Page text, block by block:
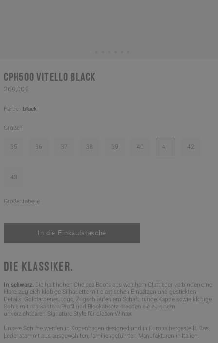
CPH500 vitello black
269,00€
Farbe - black
Größen
35 36 37 38 39 40 41 42
43
Größentabelle
DIE KLASSIKER.
In schwarz. Die halbhohen Chelsea Boots aus weichem Glattleder verbinden eine
klare, zugleich klobige Silhouette mit elastischen Einsätzen und gestickten
Details. Goldfarbenes Logo, Zugschlaufen am Schaft, runde Kappe sowie klobige
Sohle mit markantem Profil und Blockabsatz machen sie zu einem
unverzichtbaren Signature-Style für diesen Winter.
Unsere Schuhe werden in Kopenhagen designed und in Europa hergestellt. Das
Leder stammt aus ausgewählten, familiengeführten Manufakturen in Italien.